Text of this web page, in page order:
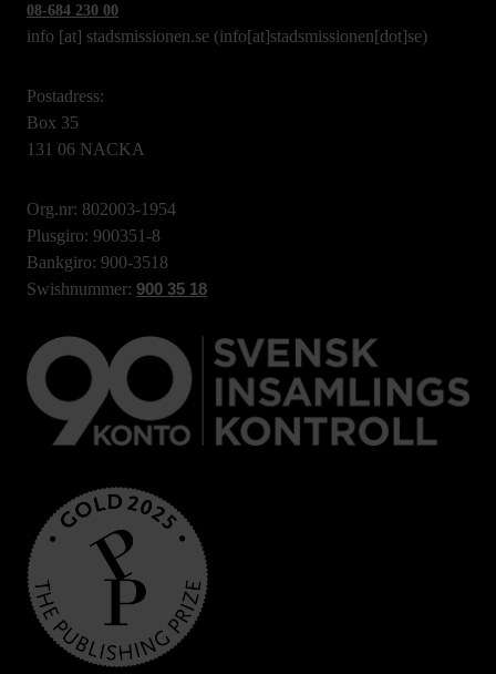
08-684 230 00
info [at] stadsmissionen.se (info[at]stadsmissionen[dot]se)
Postadress:
Box 35
131 06 NACKA
Org.nr: 802003-1954
Plusgiro: 900351-8
Bankgiro: 900-3518
Swishnummer: 900 35 18